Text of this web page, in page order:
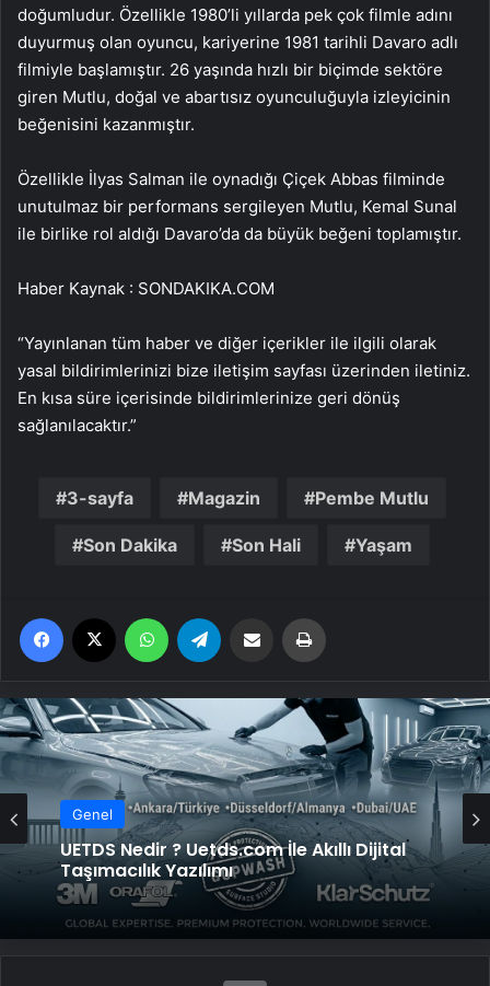
doğumludur. Özellikle 1980’li yıllarda pek çok filmle adını
duyurmuş olan oyuncu, kariyerine 1981 tarihli Davaro adlı
filmiyle başlamıştır. 26 yaşında hızlı bir biçimde sektöre
giren Mutlu, doğal ve abartısız oyunculuğuyla izleyicinin
beğenisini kazanmıştır.
Özellikle İlyas Salman ile oynadığı Çiçek Abbas filminde
unutulmaz bir performans sergileyen Mutlu, Kemal Sunal
ile birlike rol aldığı Davaro’da da büyük beğeni toplamıştır.
Haber Kaynak : SONDAKIKA.COM
“Yayınlanan tüm haber ve diğer içerikler ile ilgili olarak
yasal bildirimlerinizi bize iletişim sayfası üzerinden iletiniz.
En kısa süre içerisinde bildirimlerinize geri dönüş
sağlanılacaktır.”
3-sayfa Magazin Pembe Mutlu
Son Dakika Son Hali Yaşam
Facebook WhatsApp Email'den paylaş
Genel
UETDS Nedir ? Uetds.com İle Akıllı Dijital
Taşımacılık Yazılımı
Genel